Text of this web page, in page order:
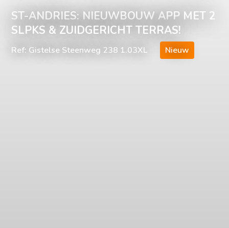
ST-ANDRIES: NIEUWBOUW APP MET 2
SLPKS & ZUIDGERICHT TERRAS!
Ref: Gistelse Steenweg 238 1.03XL Nieuw